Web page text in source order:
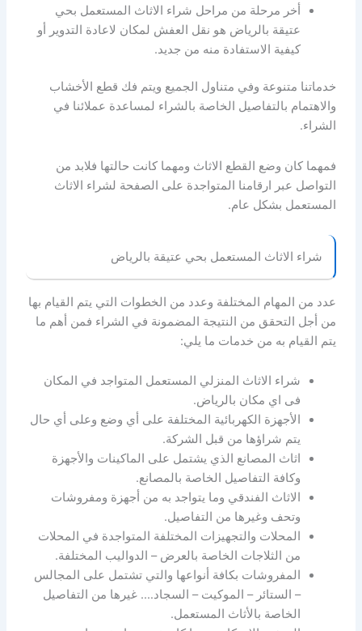
أخر مرحلة من مراحل شراء الاثاث المستعمل بحي
عتيقة بالرياض هو نقل العفش لمكان لاعادة التدوير أو
كيفية الاستفادة منه من جديد.
خدماتنا متنوعة وفي متناول الجميع ويتم فك قطع الأخشاب
والاهتمام بالتفاصيل الخاصة بالشراء لمساعدة عملائنا في
الشراء.
فمهما كان وضع القطع الاثاث ومهما كانت حالتها فلابد من
التواصل عبر ارقامنا المتواجدة على الصفحة لشراء الاثاث
المستعمل بشكل عام.
شراء الاثاث المستعمل بحي عتيقة بالرياض
عدد من المهام المختلفة وعدد من الخطوات التي يتم القيام بها
من أجل التحقق من النتيجة المضمونة في الشراء فمن أهم ما
يتم القيام به من خدمات ما يلي:
شراء الاثاث المنزلي المستعمل المتواجد في المكان
فى اي مكان بالرياض.
الأجهزة الكهربائية المختلفة على أي وضع وعلى أي حال
يتم شراؤها من قبل الشركة.
اثاث المصانع الذي يشتمل على الماكينات والأجهزة
وكافة التفاصيل الخاصة بالمصانع.
الاثاث الفندقي وما يتواجد به من أجهزة ومفروشات
وتحف وغيرها من التفاصيل.
المحلات والتجهيزات المختلفة المتواجدة في المحلات
من الثلاجات الخاصة بالعرض – الدواليب المختلفة.
المفروشات بكافة أنواعها والتي تشتمل على المجالس
– الستائر – الموكيت – السجاد…. غيرها من التفاصيل
الخاصة بالأثاث المستعمل.